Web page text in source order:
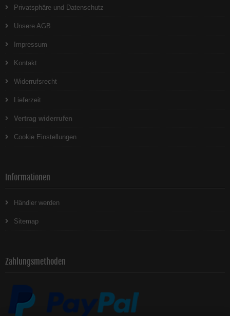
Privatsphäre und Datenschutz
Unsere AGB
Impressum
Kontakt
Widerrufsrecht
Lieferzeit
Vertrag widerrufen
Cookie Einstellungen
Informationen
Händler werden
Sitemap
Zahlungsmethoden